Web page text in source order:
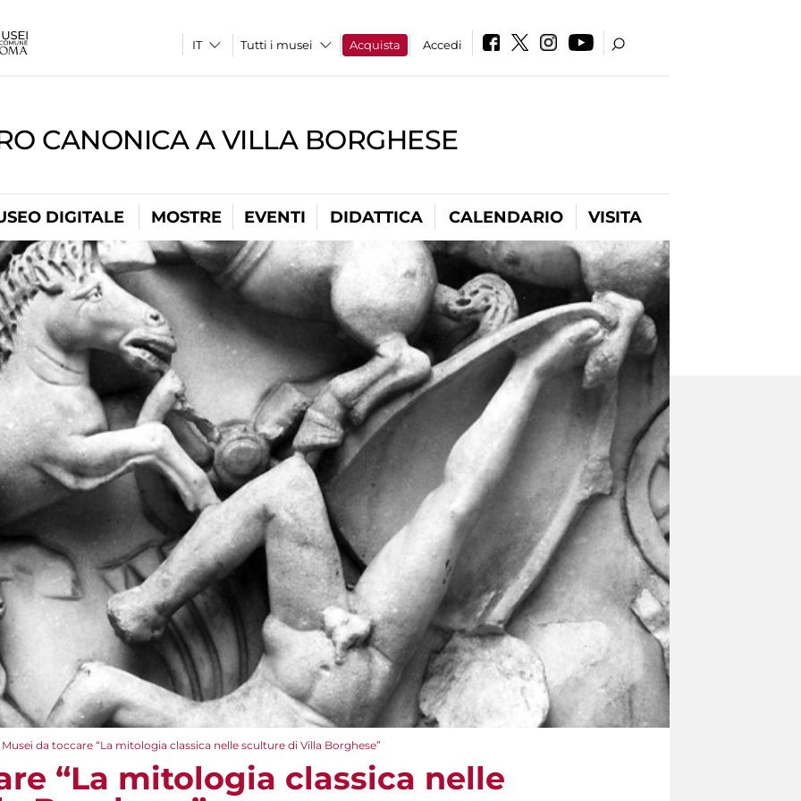
Tutti i musei Acquista Accedi
CANONICA A VILLA BORGHESE
DIGITALE MOSTRE EVENTI DIDATTICA CALENDARIO VISITA
Musei da toccare “La mitologia classica nelle sculture di Villa Borghese”
“La mitologia classica nelle